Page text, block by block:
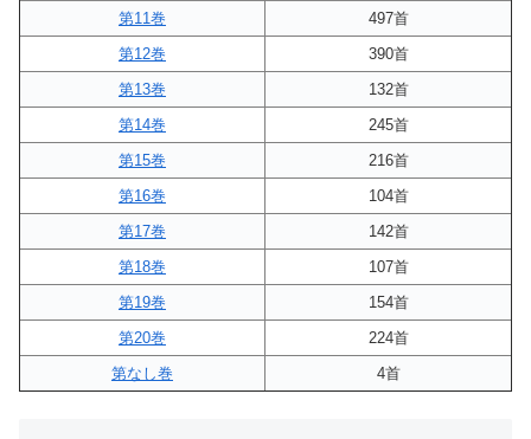
第11巻
497首
第12巻
390首
第13巻
132首
第14巻
245首
第15巻
216首
第16巻
104首
第17巻
142首
第18巻
107首
第19巻
154首
第20巻
224首
第なし巻
4首